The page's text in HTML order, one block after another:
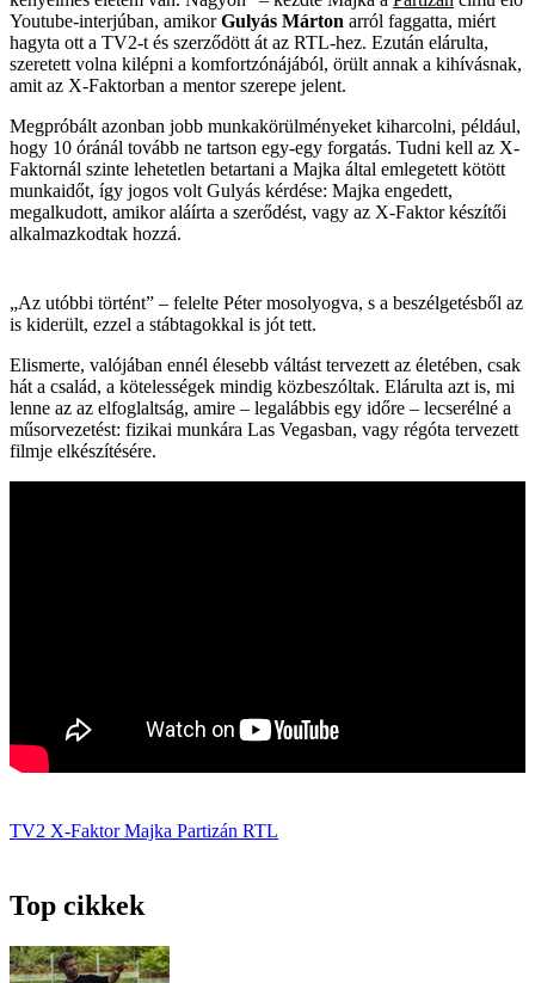
Youtube-interjúban, amikorGulyás Márton arról faggatta, miért
hagyta ott a TV2-t és szerződött át az RTL-hez. Ezután elárulta,
szeretett volna kilépni a komfortzónájából, örült annak a kihívásnak,
amit az X-Faktorban a mentor szerepe jelent.
Megpróbált azonban jobb munkakörülményeket kiharcolni, például,
hogy 10 óránál tovább ne tartson egy-egy forgatás. Tudni kell az X-
Faktornál szinte lehetetlen betartani a Majka által emlegetett kötött
munkaidőt, így jogos volt Gulyás kérdése: Majka engedett,
megalkudott, amikor aláírta a szerődést, vagy az X-Faktor készítői
alkalmazkodtak hozzá.
„Az utóbbi történt” – felelte Péter mosolyogva, s a beszélgetésből az
is kiderült, ezzel a stábtagokkal is jót tett.
Elismerte, valójában ennél élesebb váltást tervezett az életében, csak
hát a család, a kötelességek mindig közbeszóltak. Elárulta azt is, mi
lenne az az elfoglaltság, amire – legalábbis egy időre – lecserélné a
műsorvezetést: fizikai munkára Las Vegasban, vagy régóta tervezett
filmje elkészítésére.
TV2 X-FaktorMajka Partizán RTL
Top cikkek